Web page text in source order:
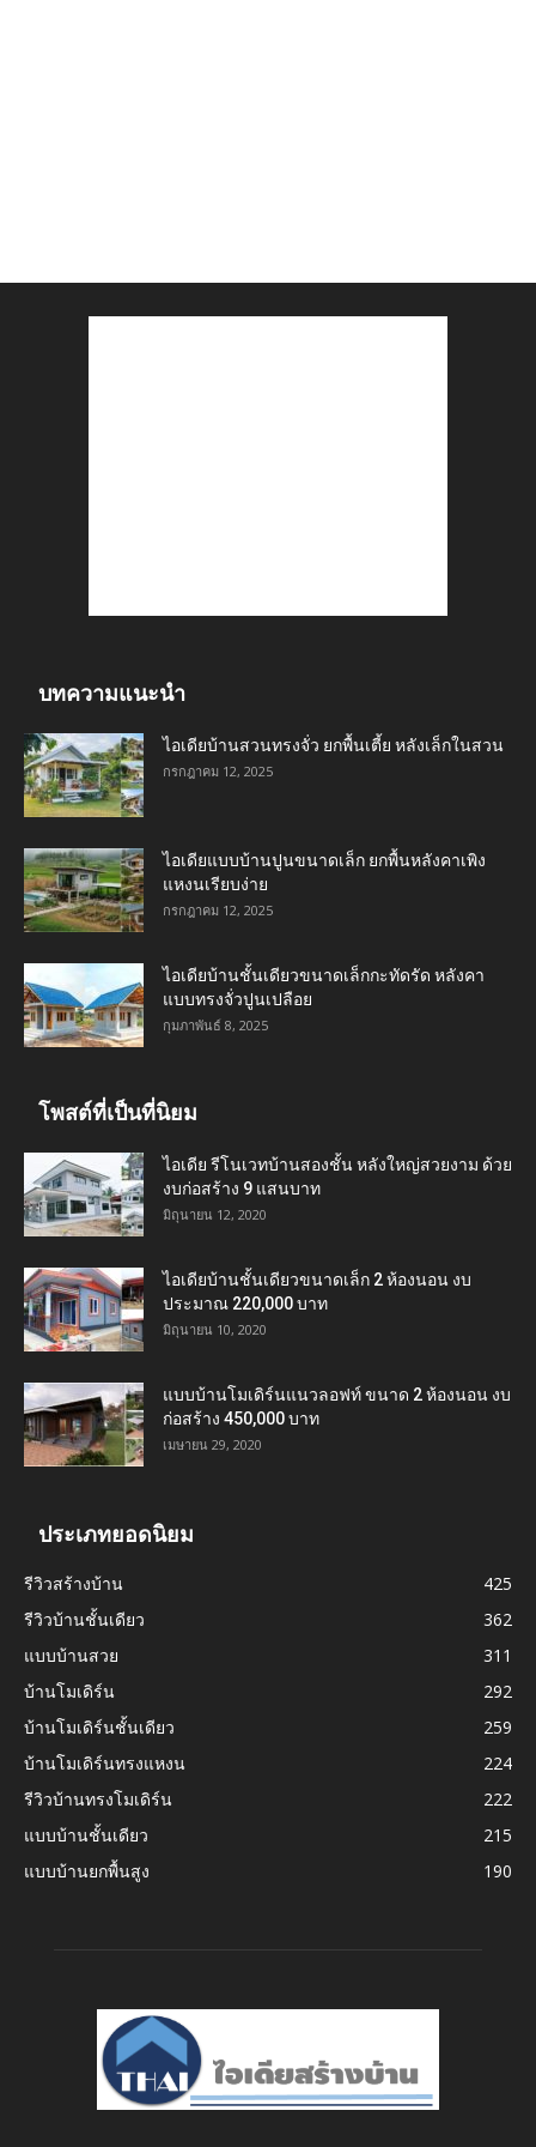
บทความแนะนำ
ไอเดียบ้านสวนทรงจั่ว ยกพื้นเตี้ย หลังเล็กในสวน
กรกฎาคม 12, 2025
ไอเดียแบบบ้านปูนขนาดเล็ก ยกพื้นหลังคาเพิง
แหงนเรียบง่าย
กรกฎาคม 12, 2025
ไอเดียบ้านชั้นเดียวขนาดเล็กกะทัดรัด หลังคา
แบบทรงจั่วปูนเปลือย
กุมภาพันธ์ 8, 2025
โพสต์ที่เป็นที่นิยม
ไอเดีย รีโนเวทบ้านสองชั้น หลังใหญ่สวยงาม ด้วย
งบก่อสร้าง 9 แสนบาท
มิถุนายน 12, 2020
ไอเดียบ้านชั้นเดียวขนาดเล็ก 2 ห้องนอน งบ
ประมาณ 220,000 บาท
มิถุนายน 10, 2020
แบบบ้านโมเดิร์นแนวลอฟท์ ขนาด 2 ห้องนอน งบ
ก่อสร้าง 450,000 บาท
เมษายน 29, 2020
ประเภทยอดนิยม
รีวิวสร้างบ้าน
425
รีวิวบ้านชั้นเดียว
362
แบบบ้านสวย
311
บ้านโมเดิร์น
292
บ้านโมเดิร์นชั้นเดียว
259
บ้านโมเดิร์นทรงแหงน
224
รีวิวบ้านทรงโมเดิร์น
222
แบบบ้านชั้นเดียว
215
แบบบ้านยกพื้นสูง
190